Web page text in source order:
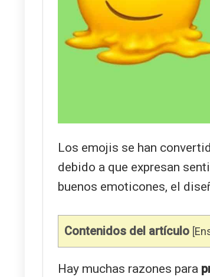
Los emojis se han
debido a que expresan
buenos emoticones, el
Contenidos del artículo [
Hay muchas razones para